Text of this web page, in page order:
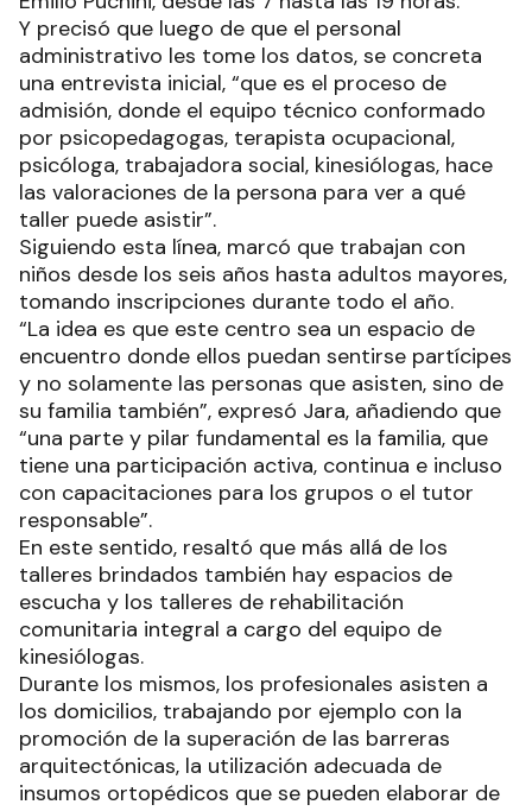
Y precisó que luego de que el personal
administrativo les tome los datos, se concreta
una entrevista inicial, “que es el proceso de
admisión, donde el equipo técnico conformado
por psicopedagogas, terapista ocupacional,
psicóloga, trabajadora social, kinesiólogas, hace
las valoraciones de la persona para ver a qué
taller puede asistir”.
Siguiendo esta línea, marcó que trabajan con
niños desde los seis años hasta adultos mayores,
tomando inscripciones durante todo el año.
“La idea es que este centro sea un espacio de
encuentro donde ellos puedan sentirse partícipes
y no solamente las personas que asisten, sino de
su familia también”, expresó Jara, añadiendo que
“una parte y pilar fundamental es la familia, que
tiene una participación activa, continua e incluso
con capacitaciones para los grupos o el tutor
responsable”.
En este sentido, resaltó que más allá de los
talleres brindados también hay espacios de
escucha y los talleres de rehabilitación
comunitaria integral a cargo del equipo de
kinesiólogas.
Durante los mismos, los profesionales asisten a
los domicilios, trabajando por ejemplo con la
promoción de la superación de las barreras
arquitectónicas, la utilización adecuada de
insumos ortopédicos que se pueden elaborar de